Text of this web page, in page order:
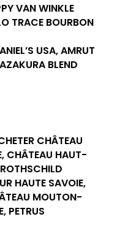
VAN WINKLE
TRACE BOURBON
USA, AMRUT
BLEND
CHÂTEAU
CHÂTEAU HAUT-
HAUTE SAVOIE,
MOUTON-
PETRUS